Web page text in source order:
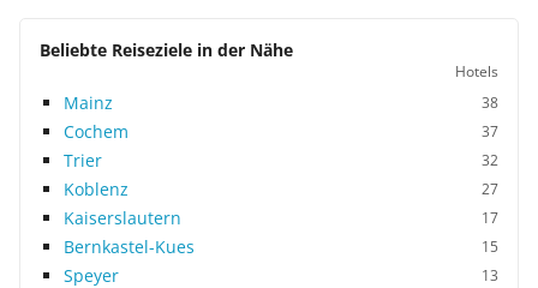
Beliebte Reiseziele in der Nähe
Hotels
Mainz 38
Cochem 37
Trier 32
Koblenz 27
Kaiserslautern 17
Bernkastel-Kues 15
Speyer 13